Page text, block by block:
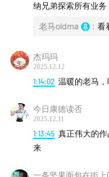
电影巨辩的轻量版：
联系：
纳兄弟探索所有业务
老马oldma : 看
杰玛玛
2025.12.12
1:14:02 温暖的老马，
今日康德读否
2025.12.11
1:13:45 真正伟大的
来
一条坚果面包在街上